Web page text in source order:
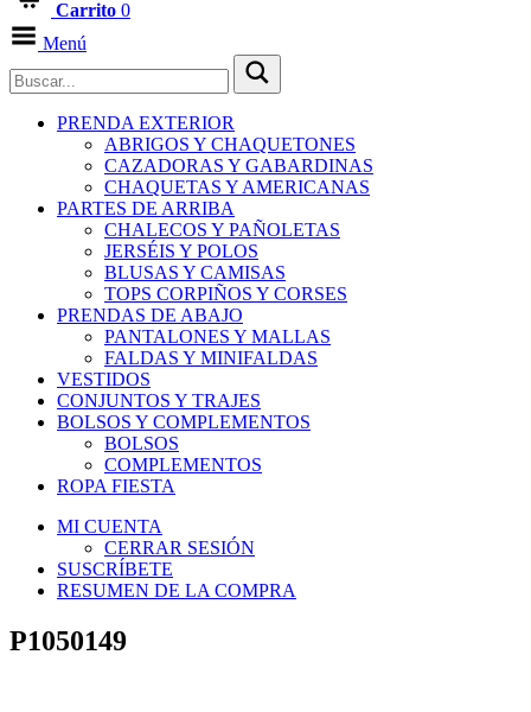
Carrito 0
Menú
PRENDA EXTERIOR
ABRIGOS Y CHAQUETONES
CAZADORAS Y GABARDINAS
CHAQUETAS Y AMERICANAS
PARTES DE ARRIBA
CHALECOS Y PAÑOLETAS
JERSÉIS Y POLOS
BLUSAS Y CAMISAS
TOPS CORPIÑOS Y CORSES
PRENDAS DE ABAJO
PANTALONES Y MALLAS
FALDAS Y MINIFALDAS
VESTIDOS
CONJUNTOS Y TRAJES
BOLSOS Y COMPLEMENTOS
BOLSOS
COMPLEMENTOS
ROPA FIESTA
MI CUENTA
CERRAR SESIÓN
SUSCRÍBETE
RESUMEN DE LA COMPRA
P1050149